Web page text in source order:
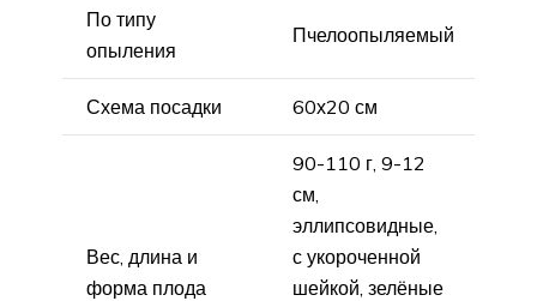
По типу
опыления
Пчелоопыляемый
Схема посадки 60х20 см
Вес, длина и
форма плода
90-110 г, 9-12
см,
эллипсовидные,
с укороченной
шейкой, зелёные